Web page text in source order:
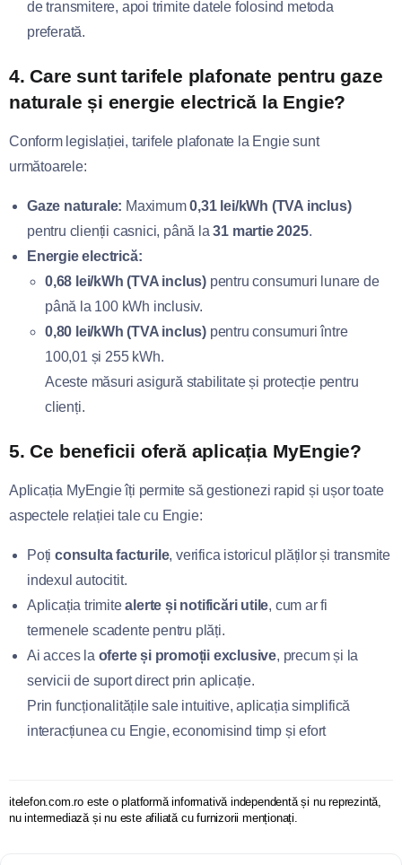
de transmitere, apoi trimite datele folosind metoda
preferată.
4.Care sunt tarifele plafonate pentru gaze
naturale și energie electrică la Engie?
Conform legislației, tarifele plafonate la Engie sunt
următoarele:
Gaze naturale: Maximum0,31 lei/kWh (TVA inclus)
pentru clienții casnici, până la31 martie 2025.
Energie electrică:
0,68 lei/kWh (TVA inclus) pentru consumuri lunare de
până la 100 kWh inclusiv.
0,80 lei/kWh (TVA inclus) pentru consumuri între
100,01 și 255 kWh.
Aceste măsuri asigură stabilitate și protecție pentru
clienți.
5.Ce beneficii oferă aplicația MyEngie?
Aplicația MyEngie îți permite să gestionezi rapid și ușor toate
aspectele relației tale cu Engie:
Poți consulta facturile, verifica istoricul plăților și transmite
indexul autocitit.
Aplicația trimitealerte și notificări utile, cum ar fi
termenele scadente pentru plăți.
Ai acces la oferte și promoții exclusive, precum și la
servicii de suport direct prin aplicație.
Prin funcționalitățile sale intuitive, aplicația simplifică
interacțiunea cu Engie, economisind timp și efort
itelefon.com.ro este o platformă informativă independentă și nu reprezintă,
nu intermediază și nu este afiliată cu furnizorii menționați.